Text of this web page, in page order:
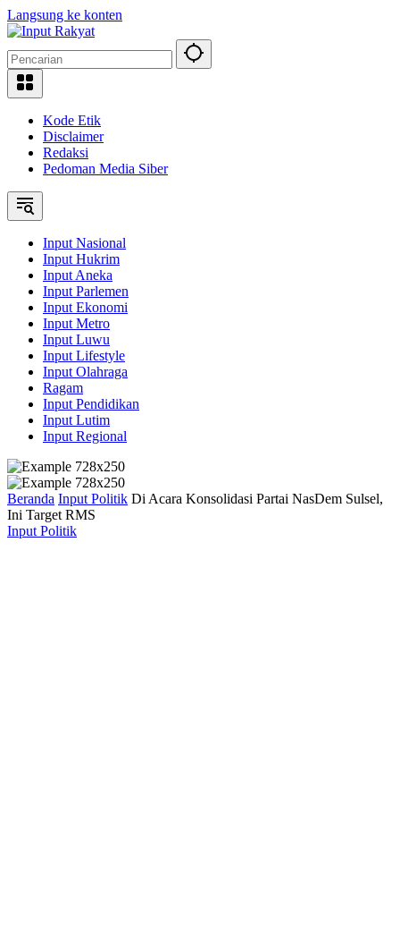
Langsung ke konten
Kode Etik
Disclaimer
Redaksi
Pedoman Media Siber
Input Nasional
Input Hukrim
Input Aneka
Input Parlemen
Input Ekonomi
Input Metro
Input Luwu
Input Lifestyle
Input Olahraga
Ragam
Input Pendidikan
Input Lutim
Input Regional
Beranda Input Politik Di Acara Konsolidasi Partai NasDem Sulsel,
Ini Target RMS
Input Politik